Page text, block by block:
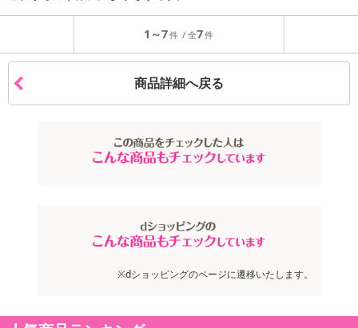
1～7 7
商品詳細へ戻る
※dショッピングのページに遷移いたします。